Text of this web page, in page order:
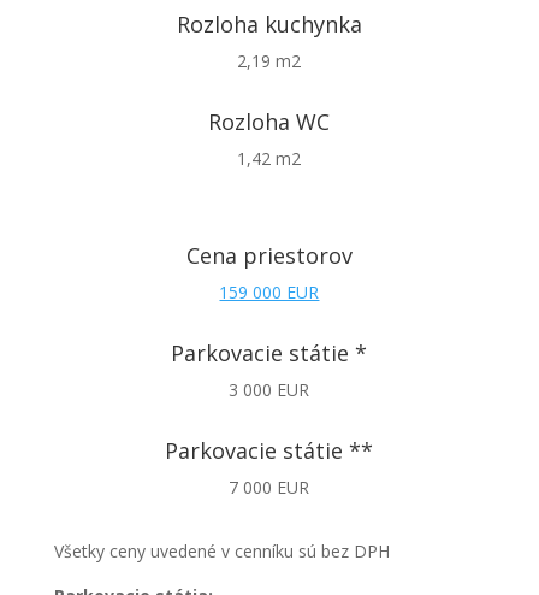
Rozloha kuchynka
2,19 m2
Rozloha WC
1,42 m2
Cena priestorov
159 000 EUR
Parkovacie státie *
3 000 EUR
Parkovacie státie **
7 000 EUR
Všetky ceny uvedené v cenníku sú bez DPH